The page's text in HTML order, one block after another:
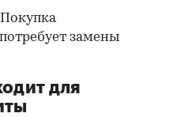
Покупка
замены
для